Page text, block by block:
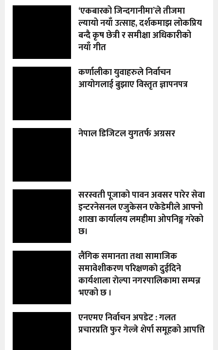
‘एकबारको जिन्दगानीमा’ले तीजमा
ल्यायो नयाँ उत्साह, दर्शकमाझ लोकप्रिय
बन्दै कृष छेत्री र समीक्षा अधिकारीको
नयाँ गीत
कर्णालीका युवाहरुले निर्वाचन
आयोगलाई बुझाए विस्तृत ज्ञापनपत्र
नेपाल डिजिटल युगतर्फ अग्रसर
सरस्वती पूजाको पावन अवसर पारेर सेवा
इन्टरनेसनल एजुकेसन एकेडेमीले आफ्नो
शाखा कार्यालय लमहीमा ओपनिङ्ग गरेको
छ।
लैंगिक समानता तथा सामाजिक
समावेशीकरण परिक्षणकाे दुईदिने
कार्यशाला राेल्पा नगरपालिकामा सम्पन्न
भएको छ ।
एनएमए निर्वाचन अपडेट : गलत
प्रचारप्रति फुर गेल्जे शेर्पा समूहको आपत्ति